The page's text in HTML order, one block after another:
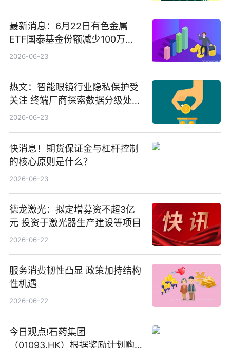
最新消息：6月22日有色金属
ETF国泰基金份额减少100万
份，重仓股紫金矿业、洛阳钼
2026-06-23
热文：智能眼镜行业隐私保护受
关注 终端厂商探索数据分级处理
等方案
2026-06-23
快消息！期货保证金与杠杆控制
的核心原则是什么？
2026-06-23
德龙激光：拟定增募资不超3亿
元 投资于激光器生产建设等项目
2026-06-22
服务消费韧性凸显 政策加持结构
性机遇
2026-06-22
今日观点!石药集团
（01093.HK）根据奖励计划购